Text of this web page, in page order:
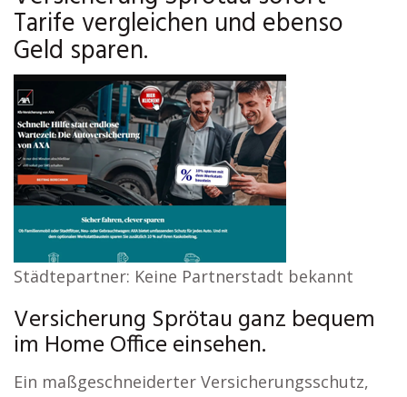
Tarife vergleichen und ebenso
Geld sparen.
Städtepartner: Keine Partnerstadt bekannt
Versicherung Sprötau ganz bequem
im Home Office einsehen.
Ein maßgeschneiderter Versicherungsschutz,